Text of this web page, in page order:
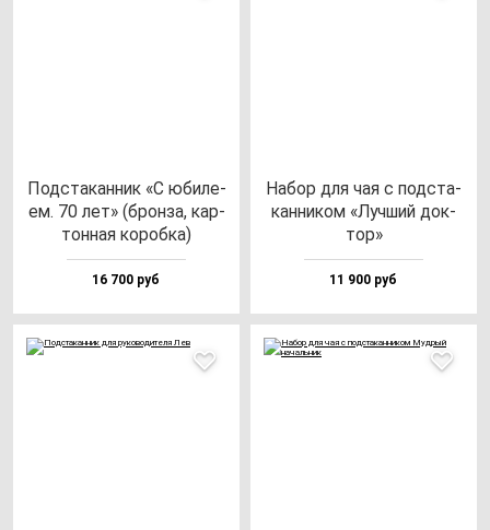
Под­ста­кан­ник «С юби­ле­
ем. 70 лет» (брон­за, кар­
тон­ная ко­роб­ка)
16 700 руб
Набор для чая с под­ста­
кан­ни­ком «Луч­ший док­
тор»
11 900 руб